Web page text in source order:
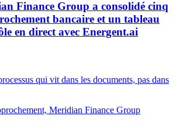
Finance Group a consolidé cinq
bancaire et un tableau
en direct avec Energent.ai
qui vit dans les documents, pas dans
Meridian Finance Group